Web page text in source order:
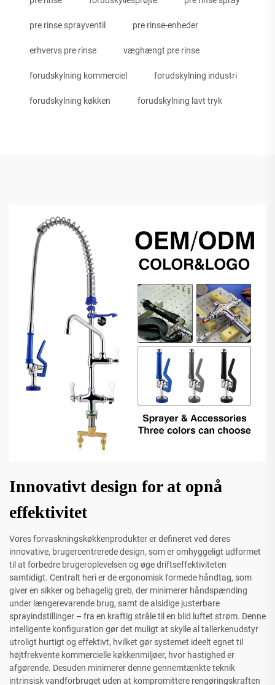
pre rinse sprayventil pre rinse-enheder
erhvervs pre rinse væghængt pre rinse
forudskylning kommerciel forudskylning industri
forudskylning køkken forudskylning lavt tryk
Innovativt design for at opnå
effektivitet
Vores forvaskningskøkkenprodukter er defineret ved deres
innovative, brugercentrerede design, som er omhyggeligt udformet
til at forbedre brugeroplevelsen og øge driftseffektiviteten
samtidigt. Centralt heri er de ergonomisk formede håndtag, som
giver en sikker og behagelig greb, der minimerer håndspænding
under længerevarende brug, samt de alsidige justerbare
sprayindstillinger – fra en kraftig stråle til en blid luftet strøm. Denne
intelligente konfiguration gør det muligt at skylle al tallerkenudstyr
utroligt hurtigt og effektivt, hvilket gør systemet ideelt egnet til
højtfrekvente kommercielle køkkenmiljøer, hvor hastighed er
afgørende. Desuden minimerer denne gennemtænkte teknik
intrinsisk vandforbruget uden at kompromittere rengøringskraften